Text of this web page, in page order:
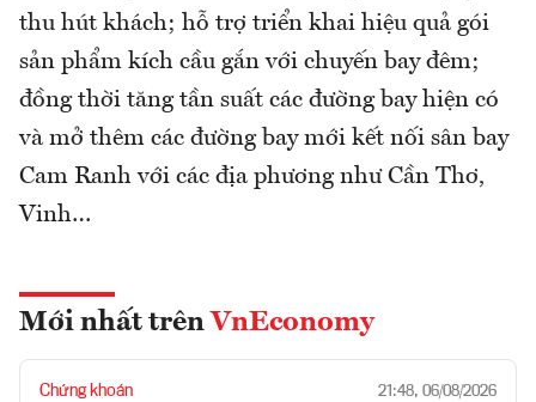
thu hút khách; hỗ trợ triển khai hiệu quả gói
sản phẩm kích cầu gắn với chuyến bay đêm;
đồng thời tăng tần suất các đường bay hiện có
và mở thêm các đường bay mới kết nối sân bay
Cam Ranh với các địa phương như Cần Thơ,
Vinh…
Mới nhất trên VnEconomy
Chứng khoán 21:48, 06/08/2026